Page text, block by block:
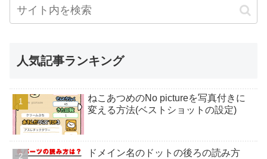
人気記事ランキング
ねこあつめのNo pictureを写真付きに
変える方法(ベストショットの設定)
ドメイン名のドットの後ろの読み方